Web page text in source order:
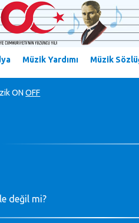
Müzik Yardımı Müzik
ON OFF
değil mi?